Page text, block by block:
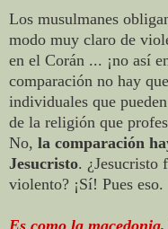
Los musulmanes
modo muy claro de
en el Corán ... ¡no así
comparación no hay
individuales que
de la religión que
No, la comparación
Jesucristo. ¿Jesucristo
violento? ¡Sí! Pues eso.
Es como la